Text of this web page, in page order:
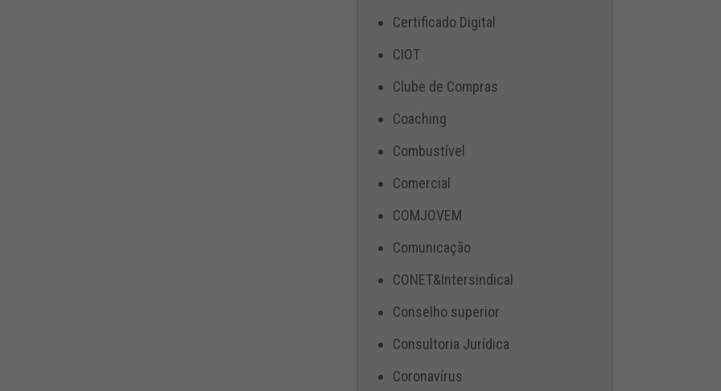
Certificado Digital
CIOT
Clube de Compras
Coaching
Combustível
Comercial
COMJOVEM
Comunicação
CONET&Intersindical
Conselho superior
Consultoria Jurídica
Coronavírus